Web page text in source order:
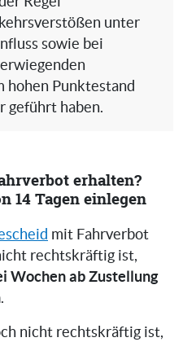
unter
sowie bei
hohen Punktestand
geführt haben.
erhalten?
14 Tagen einlegen
mit Fahrverbot
rechtskräftig ist,
Wochen ab Zustellung
.
nicht rechtskräftig ist,